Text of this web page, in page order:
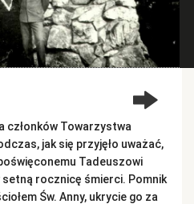
członków Towarzystwa
jak się przyjęło uważać,
Tadeuszowi
setną rocznicę śmierci. Pomnik
Św. Anny, ukrycie go za